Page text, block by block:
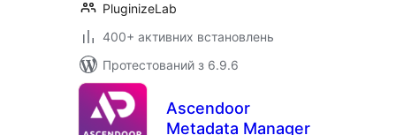
PluginizeLab
400+ активних встановлень
Протестований з 6.9.6
Ascendoor
Metadata Manager